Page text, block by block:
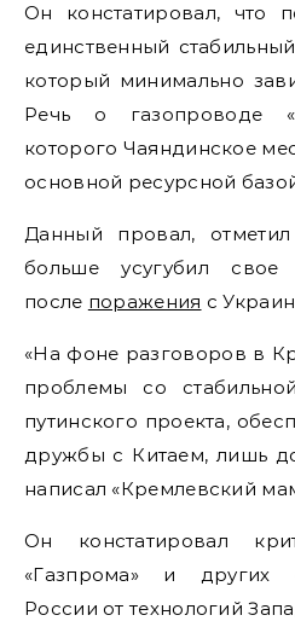
Он констатировал, что
единственный
который минимально
Речь о газопроводе
которого Чаяндинское
основной ресурсной
Данный провал,
больше усугубил
после поражения с
«На фоне разговоров в
проблемы со
путинского проекта,
дружбы с Китаем, лишь
написал «Кремлевский
Он констатировал
«Газпрома» и других
России от технологий